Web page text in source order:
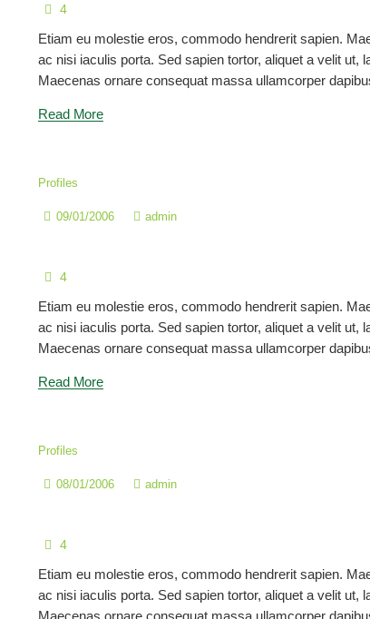
4
Etiam eu molestie eros, commodo hendrerit sapien.
ac nisi iaculis porta. Sed sapien tortor, aliquet a velit ut,
Maecenas ornare consequat massa ullamcorper
Read More
Profiles
09/01/2006 admin
4
Etiam eu molestie eros, commodo hendrerit sapien.
ac nisi iaculis porta. Sed sapien tortor, aliquet a velit ut,
Maecenas ornare consequat massa ullamcorper
Read More
Profiles
08/01/2006 admin
4
Etiam eu molestie eros, commodo hendrerit sapien.
ac nisi iaculis porta. Sed sapien tortor, aliquet a velit ut,
Maecenas ornare consequat massa ullamcorper